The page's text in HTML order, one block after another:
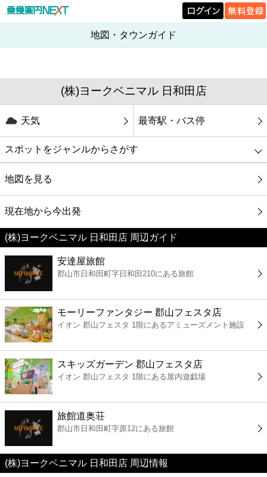
地図・タウンガイド
(株)ヨークベニマル 日和田店
天気 最寄駅・バス停
スポットをジャンルからさがす
グルメ
映画
美容
コンビニ
薬局
スーパー
エンタメ
レジャー
書店
ファミレス
地図を見る
現在地から今出発
(株)ヨークベニマル 日和田店 周辺ガイド
安達屋旅館
郡山市日和田町字日和田210にある旅館
モーリーファンタジー 郡山フェスタ店
イオン 郡山フェスタ 1階にあるアミューズメント施設
スキッズガーデン 郡山フェスタ店
イオン 郡山フェスタ 1階にある屋内遊戯場
旅館道奥荘
郡山市日和田町字原12にある旅館
(株)ヨークベニマル 日和田店 周辺情報